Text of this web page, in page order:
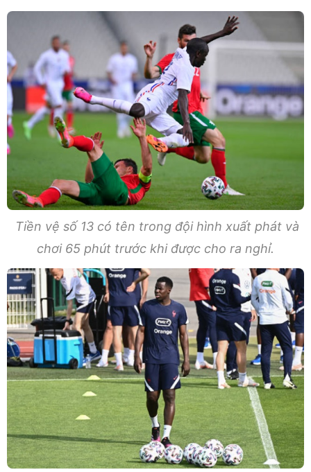
Tiền vệ số 13 có tên trong đội hình xuất phát và
chơi 65 phút trước khi được cho ra nghỉ.